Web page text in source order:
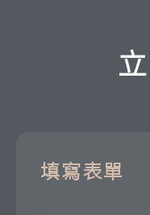
填寫表單